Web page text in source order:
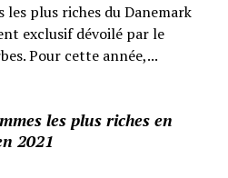
les plus riches du Danemark
exclusif dévoilé par le
Pour cette année,...
les plus riches en
2021